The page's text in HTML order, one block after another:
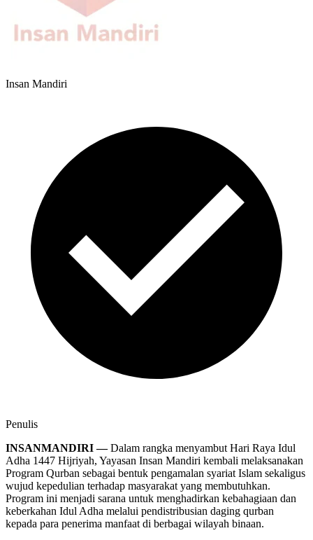
Insan Mandiri
Penulis
INSANMANDIRI —Dalam rangka menyambut Hari Raya Idul
Adha 1447 Hijriyah, Yayasan Insan Mandiri kembali melaksanakan
Program Qurban sebagai bentuk pengamalan syariat Islam sekaligus
wujud kepedulian terhadap masyarakat yang membutuhkan.
Program ini menjadi sarana untuk menghadirkan kebahagiaan dan
keberkahan Idul Adha melalui pendistribusian daging qurban
kepada para penerima manfaat di berbagai wilayah binaan.